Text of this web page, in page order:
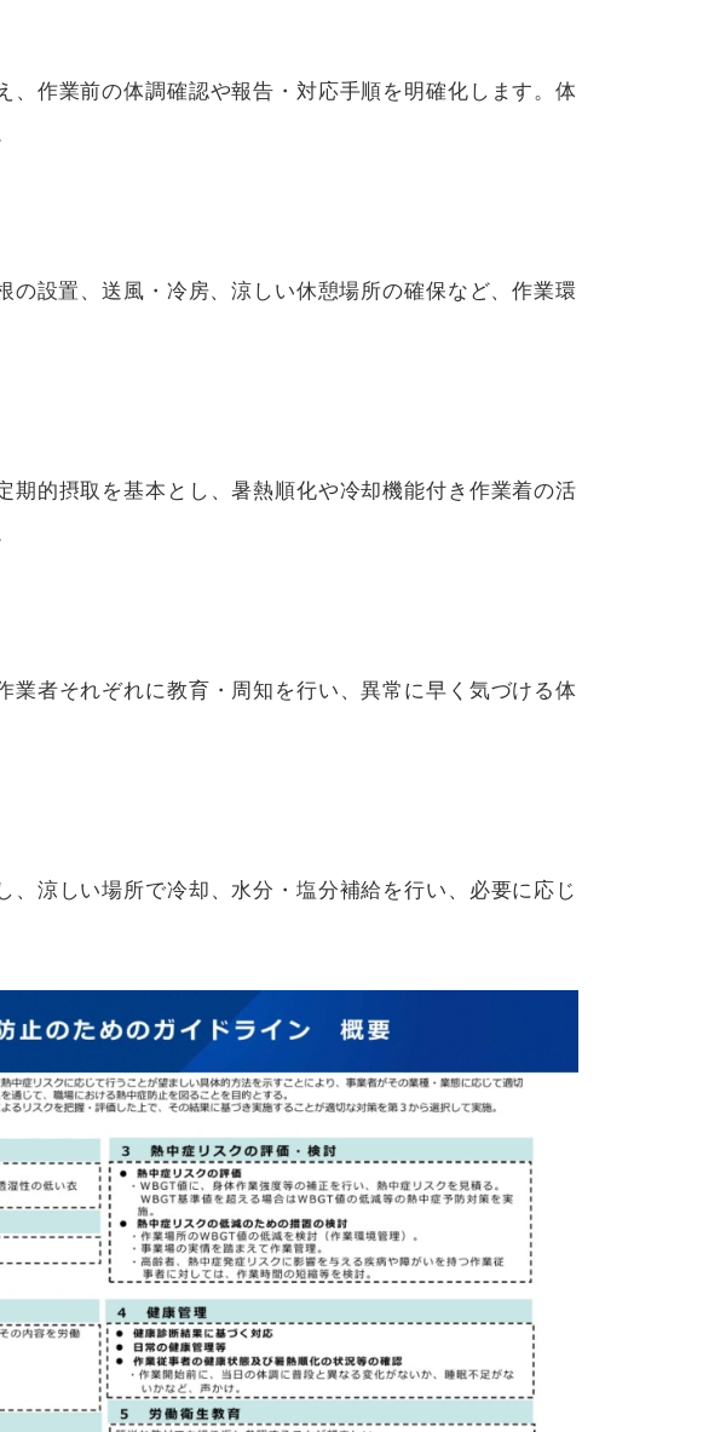
、作業前の体調確認や報告・対応手順を明確化します。体
の設置、送風・冷房、涼しい休憩場所の確保など、作業環
期的摂取を基本とし、暑熱順化や冷却機能付き作業着の活
業者それぞれに教育・周知を行い、異常に早く気づける体
涼しい場所で冷却、水分・塩分補給を行い、必要に応じ